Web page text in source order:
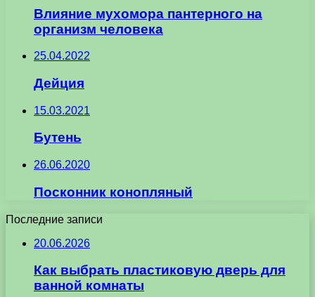
Влияние мухомора пантерного на
организм человека
25.04.2022
Дейция
15.03.2021
Бутень
26.06.2020
Посконник конопляный
Последние записи
20.06.2026
Как выбрать пластиковую дверь для
ванной комнаты